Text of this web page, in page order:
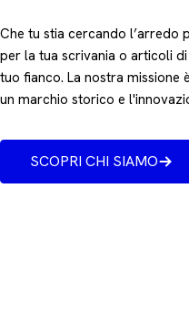
Che tu stia cercando
per la tua scrivania o articoli
tuo fianco. La nostra
un marchio storico e
SCOPRI CHI SIAMO